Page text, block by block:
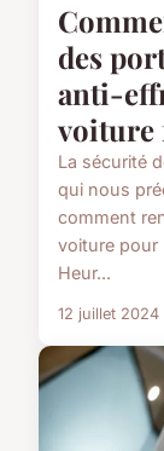
des
anti-
voiture
La sécurité
qui nous
comment
voiture pour
Heur...
12 juillet 2024